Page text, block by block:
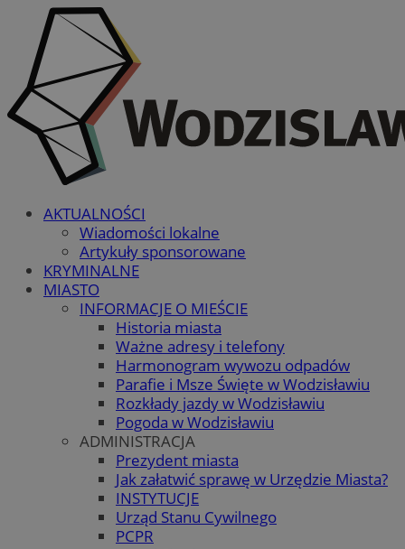
AKTUALNOŚCI
Wiadomości lokalne
Artykuły sponsorowane
KRYMINALNE
MIASTO
INFORMACJE O MIEŚCIE
Historia miasta
Ważne adresy i telefony
Harmonogram wywozu odpadów
Parafie i Msze Święte w Wodzisławiu
Rozkłady jazdy w Wodzisławiu
Pogoda w Wodzisławiu
ADMINISTRACJA
Prezydent miasta
Jak załatwić sprawę w Urzędzie Miasta?
INSTYTUCJE
Urząd Stanu Cywilnego
PCPR